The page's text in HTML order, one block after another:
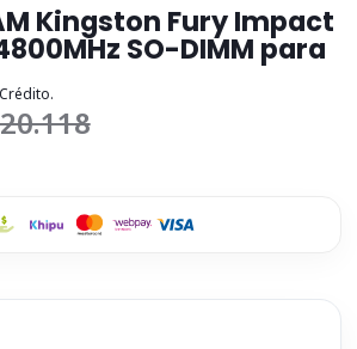
Kingston Fury Impact
SO-DIMM para